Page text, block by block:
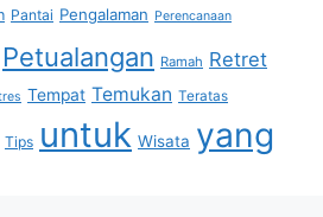
Pantai Pengalaman Perencanaan
Petualangan Ramah Retret
Tempat Temukan Teratas
Tips untuk Wisata yang